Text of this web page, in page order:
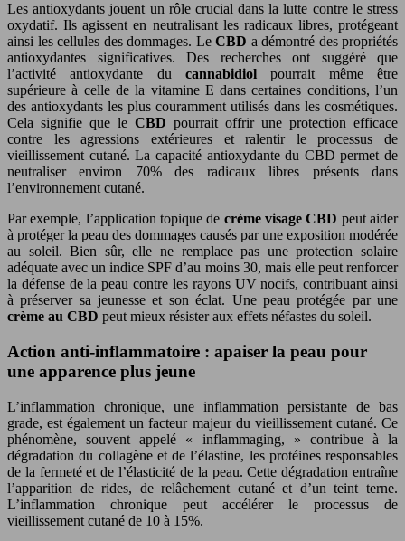
Les antioxydants jouent un rôle crucial dans la lutte contre le stress
oxydatif. Ils agissent en neutralisant les radicaux libres, protégeant
ainsi les cellules des dommages. Le CBD a démontré des propriétés
antioxydantes significatives. Des recherches ont suggéré que
l’activité antioxydante du cannabidiolpourrait même être
supérieure à celle de la vitamine E dans certaines conditions, l’un
des antioxydants les plus couramment utilisés dans les cosmétiques.
Cela signifie que le CBD pourrait offrir une protection efficace
contre les agressions extérieures et ralentir le processus de
vieillissement cutané. La capacité antioxydante du CBD permet de
neutraliser environ 70% des radicaux libres présents dans
l’environnement cutané.
Par exemple, l’application topique de crème visage CBD peut aider
à protéger la peau des dommages causés par une exposition modérée
au soleil. Bien sûr, elle ne remplace pas une protection solaire
adéquate avec un indice SPF d’au moins 30, mais elle peut renforcer
la défense de la peau contre les rayons UV nocifs, contribuant ainsi
à préserver sa jeunesse et son éclat. Une peau protégée par une
crème au CBD peut mieux résister aux effets néfastes du soleil.
Action anti-inflammatoire : apaiser la peau pour
une apparence plus jeune
L’inflammation chronique, une inflammation persistante de bas
grade, est également un facteur majeur du vieillissement cutané. Ce
phénomène, souvent appelé « inflammaging, » contribue à la
dégradation du collagène et de l’élastine, les protéines responsables
de la fermeté et de l’élasticité de la peau. Cette dégradation entraîne
l’apparition de rides, de relâchement cutané et d’un teint terne.
L’inflammation chronique peut accélérer le processus de
vieillissement cutané de 10 à 15%.